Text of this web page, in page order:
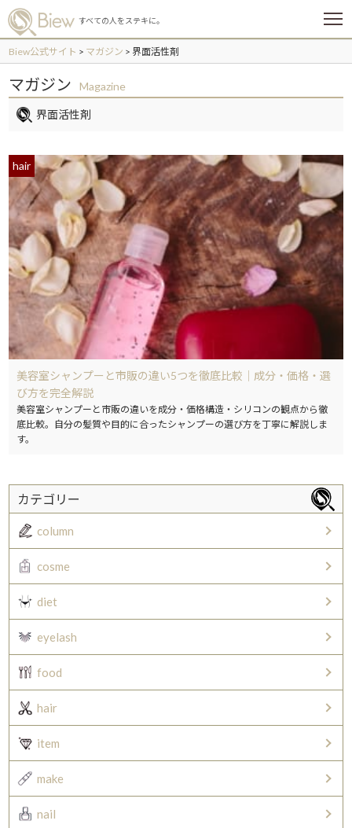
すべての人をステキに。
メ
ー
Biew公式サイト > マガジン > 界面活性剤
マガジン Magazine
界面活性剤
hair
美容室シャンプーと市販の違い5つを徹底比較｜成分・価格・選
び方を完全解説
美容室シャンプーと市販の違いを成分・価格構造・シリコンの観点から徹
底比較。自分の髪質や目的に合ったシャンプーの選び方を丁寧に解説しま
す。
カテゴリー
column
cosme
diet
eyelash
food
hair
item
make
nail